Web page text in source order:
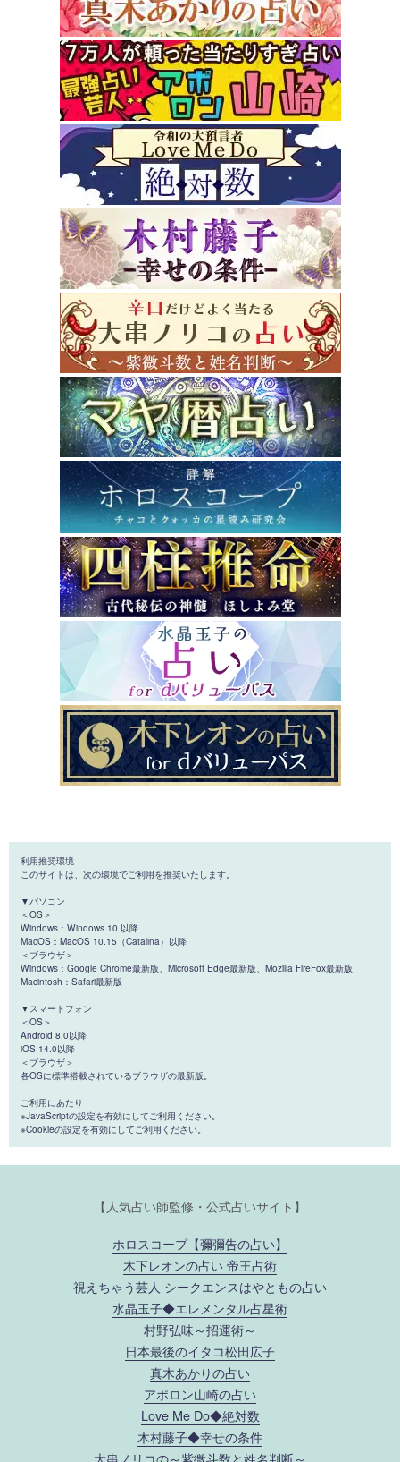
利用推奨環境
このサイトは、次の環境でご利用を推奨いたします。
▼パソコン
＜OS＞
Windows：Windows 10 以降
MacOS：MacOS 10.15（Catalina）以降
＜ブラウザ＞
Windows：Google Chrome最新版、Microsoft Edge最新版、Mozilla FireFox最新版
Macintosh：Safari最新版
▼スマートフォン
＜OS＞
Android 8.0以降
iOS 14.0以降
＜ブラウザ＞
各OSに標準搭載されているブラウザの最新版。
ご利用にあたり
※JavaScriptの設定を有効にしてご利用ください。
※Cookieの設定を有効にしてご利用ください。
【人気占い師監修・公式占いサイト】
ホロスコープ【彌彌告の占い】
木下レオンの占い 帝王占術
視えちゃう芸人 シークエンスはやともの占い
水晶玉子◆エレメンタル占星術
村野弘味～招運術～
日本最後のイタコ松田広子
真木あかりの占い
アポロン山崎の占い
Love Me Do◆絶対数
木村藤子◆幸せの条件
大串ノリコの～紫微斗数と姓名判断～